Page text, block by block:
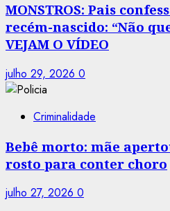
MONSTROS: Pais
recém-nascido: “Não
VEJAM O VÍDEO
julho 29, 2026 0
Criminalidade
Bebê morto: mãe
rosto para conter choro
julho 27, 2026 0